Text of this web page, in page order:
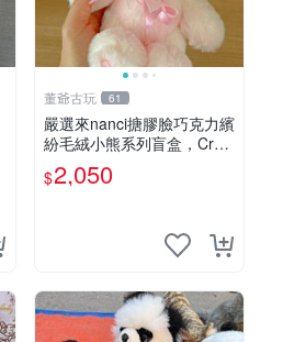
董爺古玩 61
嚴選來nanci搪膠臉巧克力繽
紛毛絨小熊系列盲盒，Crea
my櫻花巧藝盲盒 隱藏款Cre
amy櫻花巧藝 嬰熊盲盒娃娃
$2,050